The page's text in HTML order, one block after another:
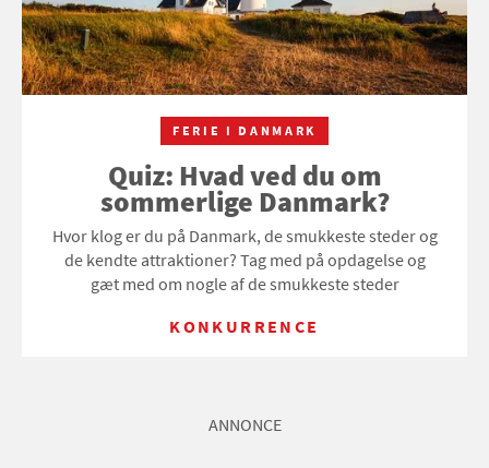
FERIE I DANMARK
Quiz: Hvad ved du om
sommerlige Danmark?
Hvor klog er du på Danmark, de smukkeste steder og
de kendte attraktioner? Tag med på opdagelse og
gæt med om nogle af de smukkeste steder
KONKURRENCE
ANNONCE